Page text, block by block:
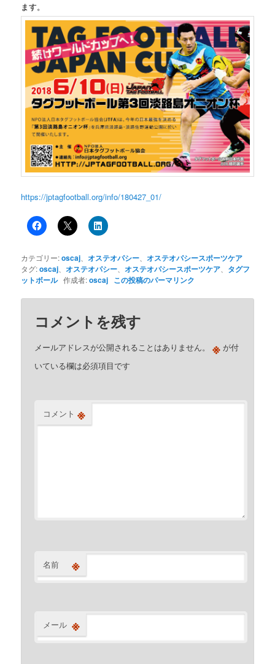
ます。
https://jptagfootball.org/info/180427_01/
カテゴリー:oscaj 、オステオパシー 、オステオパシースポーツケア
タグ:oscaj 、オステオパシー 、オステオパシースポーツケア
タグフ
ットボール作成者:oscaj この投稿のパーマリンク
コメントを残す
メールアドレスが公開されることはありません。 ※ が付
いている欄は必須項目です
コメント ※
名前 ※
メール ※